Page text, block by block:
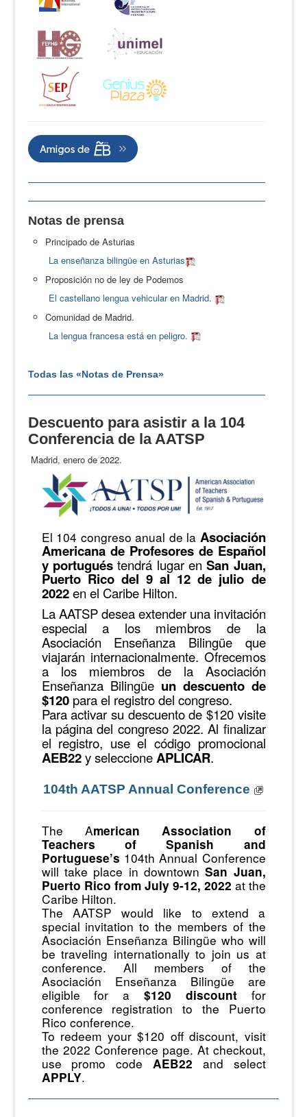
Notas de prensa
Principado de Asturias
La enseñanza bilingüe en Asturias
Proposición no de ley de Podemos
El castellano lengua vehicular en Madrid.
Comunidad de Madrid.
La lengua francesa está en peligro.
Todas las «Notas de Prensa»
Descuento para asistir a la 104
Conferencia de la AATSP
Madrid, enero de 2022.
El 104 congreso anual de la Asociación
Americana de Profesores de Español
y portuguéstendrá lugar enSan Juan,
Puerto Rico del 9 al 12 de julio de
2022en el Caribe Hilton.
La AATSP desea extender una invitación
especial a los miembros de la
Asociación Enseñanza Bilingüe que
viajarán internacionalmente. Ofrecemos
a los miembros de la Asociación
Enseñanza Bilingüe un descuento de
$120para el registro del congreso.
Para activar su descuento de $120 visite
la página del congreso 2022. Al finalizar
el registro, use el código promocional
AEB22y seleccioneAPLICAR.
104th AATSP Annual Conference
The American Association of
Teachers of Spanish and
Portuguese’s 104th Annual Conference
will take place in downtownSan Juan,
Puerto Rico from July 9-12, 2022 at the
Caribe Hilton.
The AATSP would like to extend a
special invitation to the members of the
Asociación Enseñanza Bilingüe who will
be traveling internationally to join us at
conference. All members of the
Asociación Enseñanza Bilingüe are
eligible for a $120 discountfor
conference registration to the Puerto
Rico conference.
To redeem your $120 off discount, visit
the 2022 Conference page. At checkout,
use promo code AEB22 and select
APPLY.